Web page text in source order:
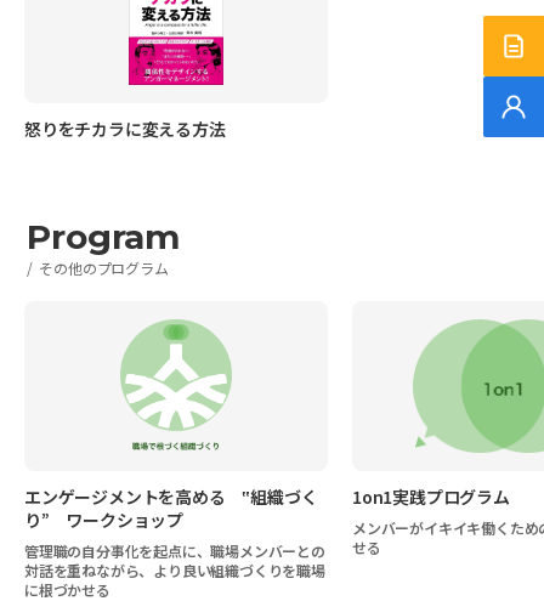
サ
無
怒りをチカラに変える方法
Program
その他のプログラム
エンゲージメントを高める ‟組織づく
り” ワークショップ
管理職の自分事化を起点に、職場メンバーとの
対話を重ねながら、より良い組織づくりを職場
に根づかせる
1on1実践プログラム
メンバーがイキイキ働くた
せる